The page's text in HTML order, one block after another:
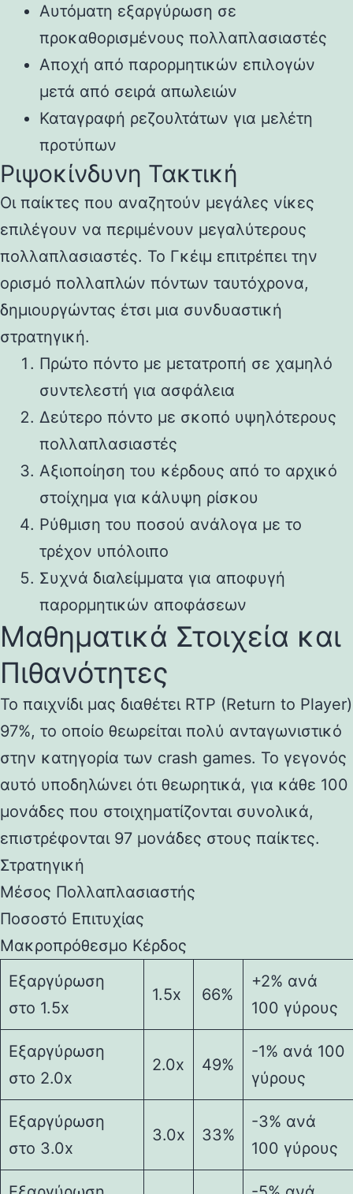
Αυτόματη εξαργύρωση σε
προκαθορισμένους πολλαπλασιαστές
Αποχή από παρορμητικών επιλογών
μετά από σειρά απωλειών
Καταγραφή ρεζουλτάτων για μελέτη
προτύπων
Ριψοκίνδυνη Τακτική
Οι παίκτες που αναζητούν μεγάλες νίκες
επιλέγουν να περιμένουν μεγαλύτερους
πολλαπλασιαστές. Το Γκέιμ επιτρέπει την
ορισμό πολλαπλών πόντων ταυτόχρονα,
δημιουργώντας έτσι μια συνδυαστική
στρατηγική.
Πρώτο πόντο με μετατροπή σε χαμηλό
συντελεστή για ασφάλεια
Δεύτερο πόντο με σκοπό υψηλότερους
πολλαπλασιαστές
Αξιοποίηση του κέρδους από το αρχικό
στοίχημα για κάλυψη ρίσκου
Ρύθμιση του ποσού ανάλογα με το
τρέχον υπόλοιπο
Συχνά διαλείμματα για αποφυγή
παρορμητικών αποφάσεων
Μαθηματικά Στοιχεία και
Πιθανότητες
Το παιχνίδι μας διαθέτει RTP (Return to Player)
97%, το οποίο θεωρείται πολύ ανταγωνιστικό
στην κατηγορία των crash games. Το γεγονός
αυτό υποδηλώνει ότι θεωρητικά, για κάθε 100
μονάδες που στοιχηματίζονται συνολικά,
επιστρέφονται 97 μονάδες στους παίκτες.
Στρατηγική
Μέσος Πολλαπλασιαστής
Ποσοστό Επιτυχίας
Μακροπρόθεσμο Κέρδος
Εξαργύρωση
στο 1.5x
1.5x 66%
+2% ανά
100 γύρους
Εξαργύρωση
στο 2.0x
2.0x 49%
-1% ανά 100
γύρους
Εξαργύρωση
στο 3.0x
3.0x 33%
-3% ανά
100 γύρους